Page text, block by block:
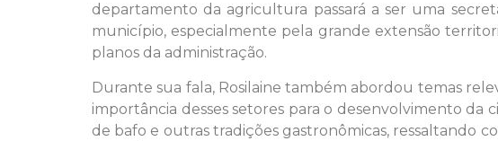
departamento da agricultura passará a ser uma
município, especialmente pela grande extensão
planos da administração.
Durante sua fala, Rosilaine também abordou temas
importância desses setores para o desenvolvimento da
de bafo e outras tradições gastronômicas, ressaltando